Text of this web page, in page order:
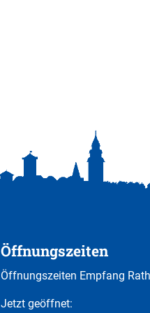
Öffnungszeiten
Öffnungszeiten Empfang
Klicken, um weitere Öffnungs-
Jetzt geöffnet: